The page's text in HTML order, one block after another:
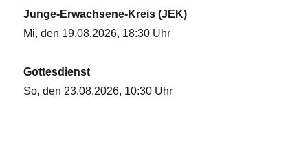
Junge-Erwachsene-Kreis (JEK)
Mi, den 19.08.2026, 18:30 Uhr
Gottesdienst
So, den 23.08.2026, 10:30 Uhr